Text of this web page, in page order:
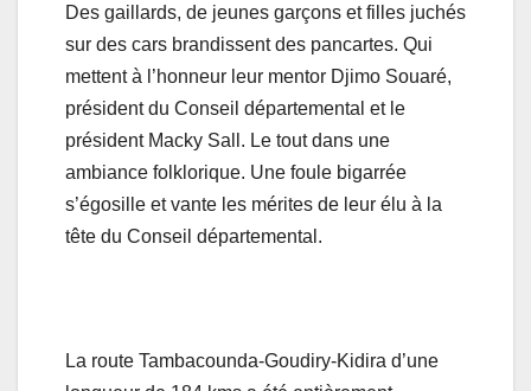
Des gaillards, de jeunes garçons et filles juchés
sur des cars brandissent des pancartes. Qui
mettent à l’honneur leur mentor Djimo Souaré,
président du Conseil départemental et le
président Macky Sall. Le tout dans une
ambiance folklorique. Une foule bigarrée
s’égosille et vante les mérites de leur élu à la
tête du Conseil départemental.
La route Tambacounda-Goudiry-Kidira d’une